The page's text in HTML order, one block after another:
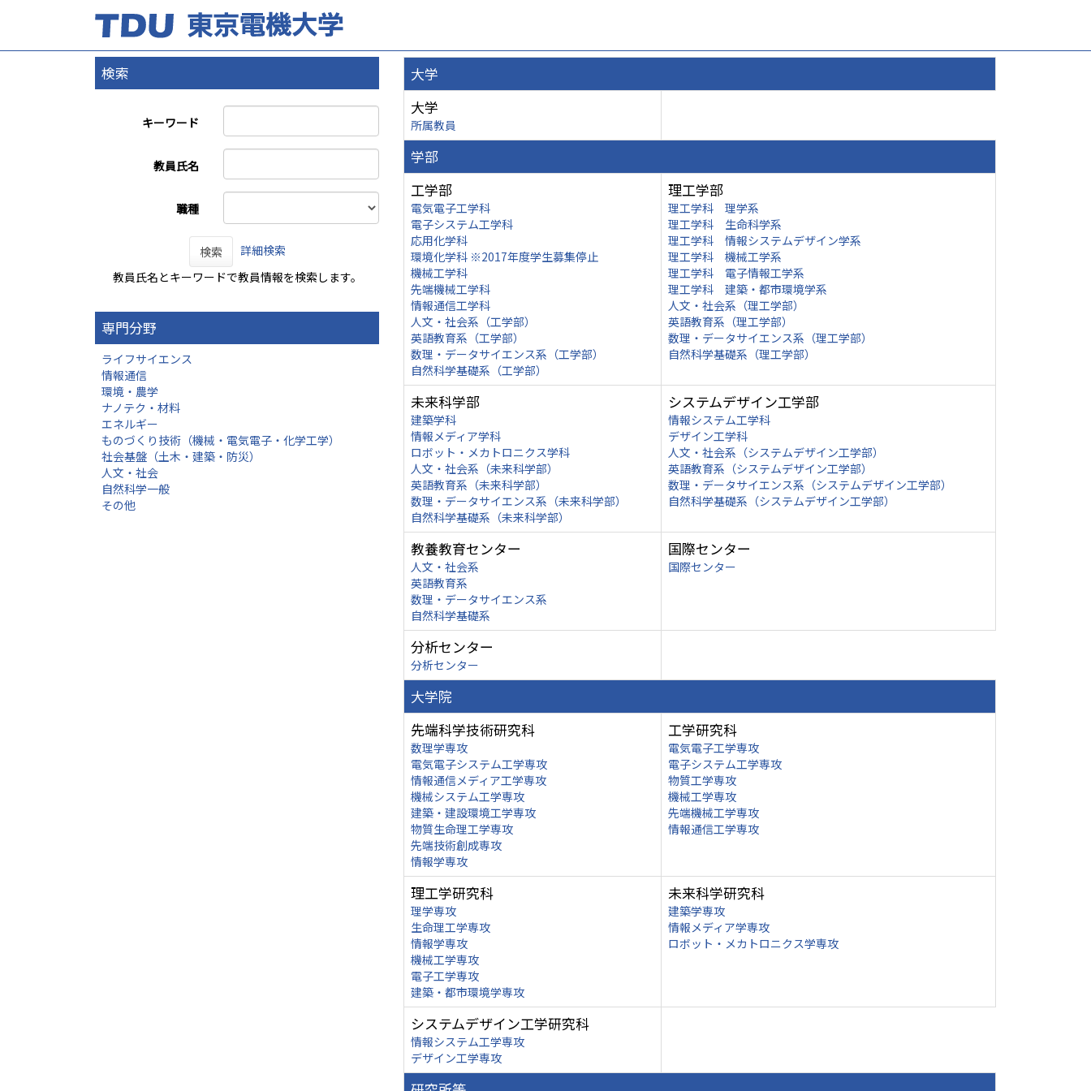
検索
キーワード
教員氏名
職種
検索
詳細検索
教員氏名とキーワードで教員情報を検索します。
専門分野
ライフサイエンス
情報通信
環境・農学
ナノテク・材料
エネルギー
ものづくり技術（機械・電気電子・化学工学）
社会基盤（土木・建築・防災）
人文・社会
自然科学一般
その他
大学
大学
所属教員
学部
工学部
電気電子工学科
電子システム工学科
応用化学科
環境化学科 ※2017年度学生募集停止
機械工学科
先端機械工学科
情報通信工学科
人文・社会系（工学部）
英語教育系（工学部）
数理・データサイエンス系（工学部）
自然科学基礎系（工学部）
理工学部
理工学科 理学系
理工学科 生命科学系
理工学科 情報システムデザイン学系
理工学科 機械工学系
理工学科 電子情報工学系
理工学科 建築・都市環境学系
人文・社会系（理工学部）
英語教育系（理工学部）
数理・データサイエンス系（理工学部）
自然科学基礎系（理工学部）
未来科学部
建築学科
情報メディア学科
ロボット・メカトロニクス学科
人文・社会系（未来科学部）
英語教育系（未来科学部）
数理・データサイエンス系（未来科学部）
自然科学基礎系（未来科学部）
システムデザイン工学部
情報システム工学科
デザイン工学科
人文・社会系（システムデザイン工学部）
英語教育系（システムデザイン工学部）
数理・データサイエンス系（システムデザイン工学部）
自然科学基礎系（システムデザイン工学部）
教養教育センター
人文・社会系
英語教育系
数理・データサイエンス系
自然科学基礎系
国際センター
国際センター
分析センター
分析センター
大学院
先端科学技術研究科
数理学専攻
電気電子システム工学専攻
情報通信メディア工学専攻
機械システム工学専攻
建築・建設環境工学専攻
物質生命理工学専攻
先端技術創成専攻
情報学専攻
工学研究科
電気電子工学専攻
電子システム工学専攻
物質工学専攻
機械工学専攻
先端機械工学専攻
情報通信工学専攻
理工学研究科
理学専攻
生命理工学専攻
情報学専攻
機械工学専攻
電子工学専攻
建築・都市環境学専攻
未来科学研究科
建築学専攻
情報メディア学専攻
ロボット・メカトロニクス学専攻
システムデザイン工学研究科
情報システム工学専攻
デザイン工学専攻